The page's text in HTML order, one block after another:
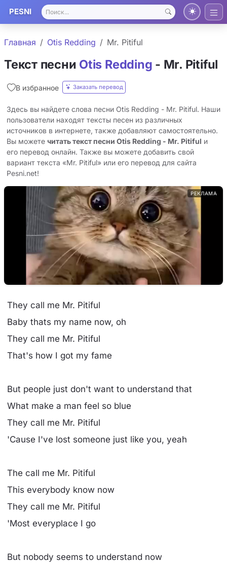
PESNI
Главная Otis Redding Mr. Pitiful
Текст песни Otis Redding - Mr. Pitiful
В избранное Заказать перевод
Здесь вы найдете слова песни Otis Redding - Mr. Pitiful. Наши
пользователи находят тексты песен из различных
источников в интернете, также добавляют самостоятельно.
Вы можете читать текст песни Otis Redding - Mr. Pitiful и
его перевод онлайн. Также вы можете добавить свой
вариант текста «Mr. Pitiful» или его перевод для сайта
Pesni.net!
РЕКЛАМА
They call me Mr. Pitiful
Baby thats my name now, oh
They call me Mr. Pitiful
That's how I got my fame
But people just don't want to understand that
What make a man feel so blue
They call me Mr. Pitiful
'Cause I've lost someone just like you, yeah
The call me Mr. Pitiful
This everybody know now
They call me Mr. Pitiful
'Most everyplace I go
But nobody seems to understand now